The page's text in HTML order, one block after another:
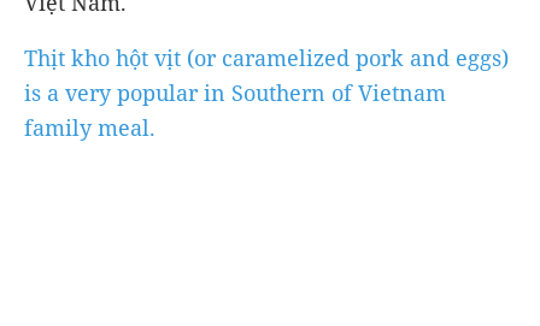
Thịt kho hột vịt (or caramelized pork and eggs)
is a very popular in Southern of Vietnam
family meal.